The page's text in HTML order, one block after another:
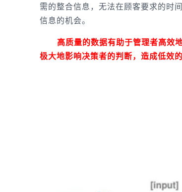
需的整合信息，无法在顾客要求的时
信息的机会。
高质量的数据有助于管理者高效地
极大地影响决策者的判断，造成低效